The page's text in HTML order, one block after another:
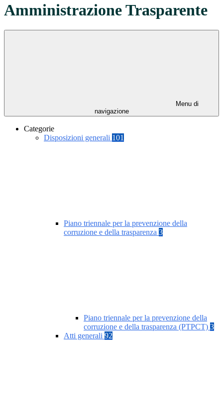
Amministrazione Trasparente
Menu di
navigazione
Categorie
Disposizioni generali 101
Piano triennale per la prevenzione della
corruzione e della trasparenza 3
Piano triennale per la prevenzione della
corruzione e della trasparenza (PTPCT) 3
Atti generali 92